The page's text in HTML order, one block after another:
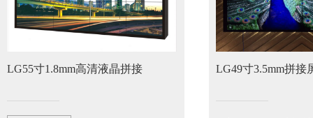
LG55寸1.8mm高清液晶拼接 LG49寸3.5mm拼接